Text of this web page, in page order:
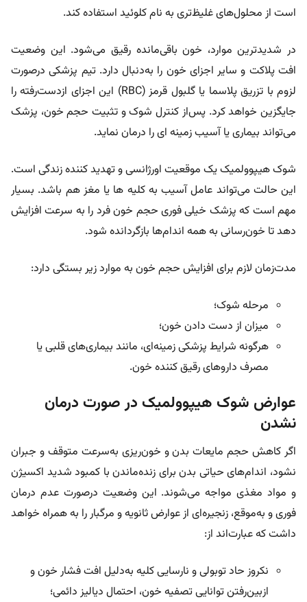
است از محلول‌های غلیظ‌تری به نام کلوئید استفاده کند.
در شدیدترین موارد، خون باقی‌مانده رقیق می‌شود. این وضعیت
افت پلاکت و سایر اجزای خون را به‌دنبال دارد. تیم پزشکی در‌صورت
لزوم با تزریق پلاسما یا گلبول قرمز (RBC) این اجزای ازدست‌رفته را
جایگزین خواهد کرد. پس‌از کنترل شوک و تثبیت حجم خون، پزشک
می‌تواند بیماری یا آسیب زمینه ای را درمان نماید.
شوک هیپوولمیک یک موقعیت اورژانسی و تهدید کننده زندگی است.
این حالت می‌تواند عامل آسیب به کلیه ها یا مغز هم باشد. بسیار
مهم است که پزشک خیلی فوری حجم خون فرد را به سرعت افزایش
دهد تا خون‌رسانی به همه اندام‌ها بازگردانده شود.
مدت‌زمان لازم برای افزایش حجم خون به موارد زیر بستگی دارد:
مرحله شوک؛
میزان از دست دادن خون؛
هرگونه شرایط پزشکی زمینه‌ای، مانند بیماری‌های قلبی یا
مصرف داروهای رقیق کننده خون.
عوارض شوک هیپوولمیک در صورت درمان
نشدن
اگر کاهش حجم مایعات بدن و خون‌ریزی به‌سرعت متوقف و جبران
نشود، اندام‌های حیاتی بدن برای زنده‌ماندن با کمبود شدید اکسیژن
و مواد مغذی مواجه می‌شوند. این وضعیت درصورت عدم درمان
فوری و به‌موقع، زنجیره‌ای از عوارض ثانویه و مرگبار را به همراه خواهد
داشت که عبارت‌اند از:
نکروز حاد توبولی و نارسایی کلیه به‌دلیل افت فشار خون و
ازبین‌رفتن توانایی تصفیه خون، احتمال دیالیز دائمی؛